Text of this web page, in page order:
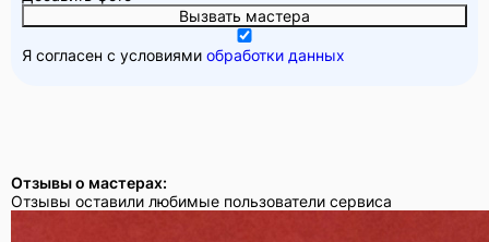
Вызвать мастера
Я согласен с условиями обработки данных
Отзывы о мастерах:
Отзывы оставили любимые пользователи сервиса